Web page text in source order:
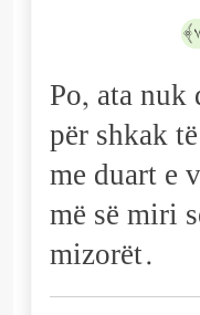
Po, ata
për shkak
me duart e
më së miri
mizorët.